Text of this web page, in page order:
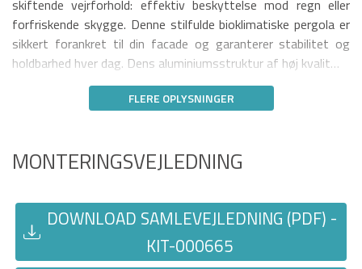
skiftende vejrforhold: effektiv beskyttelse mod regn eller
forfriskende skygge. Denne stilfulde bioklimatiske pergola er
sikkert forankret til din facade og garanterer stabilitet og
holdbarhed hver dag. Dens aluminiumsstruktur af høj kvalit…
FLERE OPLYSNINGER
MONTERINGSVEJLEDNING
DOWNLOAD SAMLEVEJLEDNING (PDF) -
KIT-000665